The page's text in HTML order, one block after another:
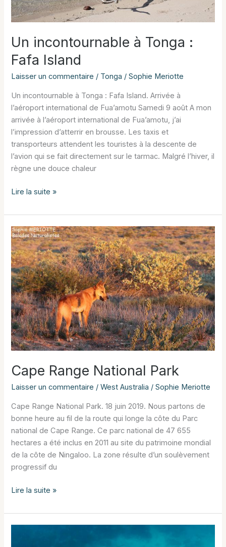
Un incontournable à Tonga :
Fafa Island
Laisser un commentaire / Tonga /Sophie Meriotte
Un incontournable à Tonga : Fafa Island. Arrivée à
l’aéroport international de Fua’amotu Samedi 9 août A mon
arrivée à l’aéroport international de Fua’amotu, j’ai
l’impression d’atterrir en brousse. Les taxis et
transporteurs attendent les touristes à la descente de
l’avion qui se fait directement sur le tarmac. Malgré l’hiver, il
règne une douce chaleur
Un
à
Tonga
:
Fafa
Island
Lire la suite »
Cape Range National Park
Laisser un commentaire /West Australia /Sophie Meriotte
Cape Range National Park. 18 juin 2019. Nous partons de
bonne heure au fil de la route qui longe la côte du Parc
national de Cape Range. Ce parc national de 47 655
hectares a été inclus en 2011 au site du patrimoine mondial
de la côte de Ningaloo. La zone résulte d’un soulèvement
progressif du
Cape
National
Park
Lire la suite »